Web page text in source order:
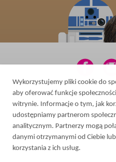
2026 © Усі
Розробка
Wykorzystujemy pliki cookie do
aby oferować funkcje
witrynie. Informacje o tym, jak
udostępniamy partnerom
analitycznym. Partnerzy mogą
danymi otrzymanymi od Ciebie
korzystania z ich usług.